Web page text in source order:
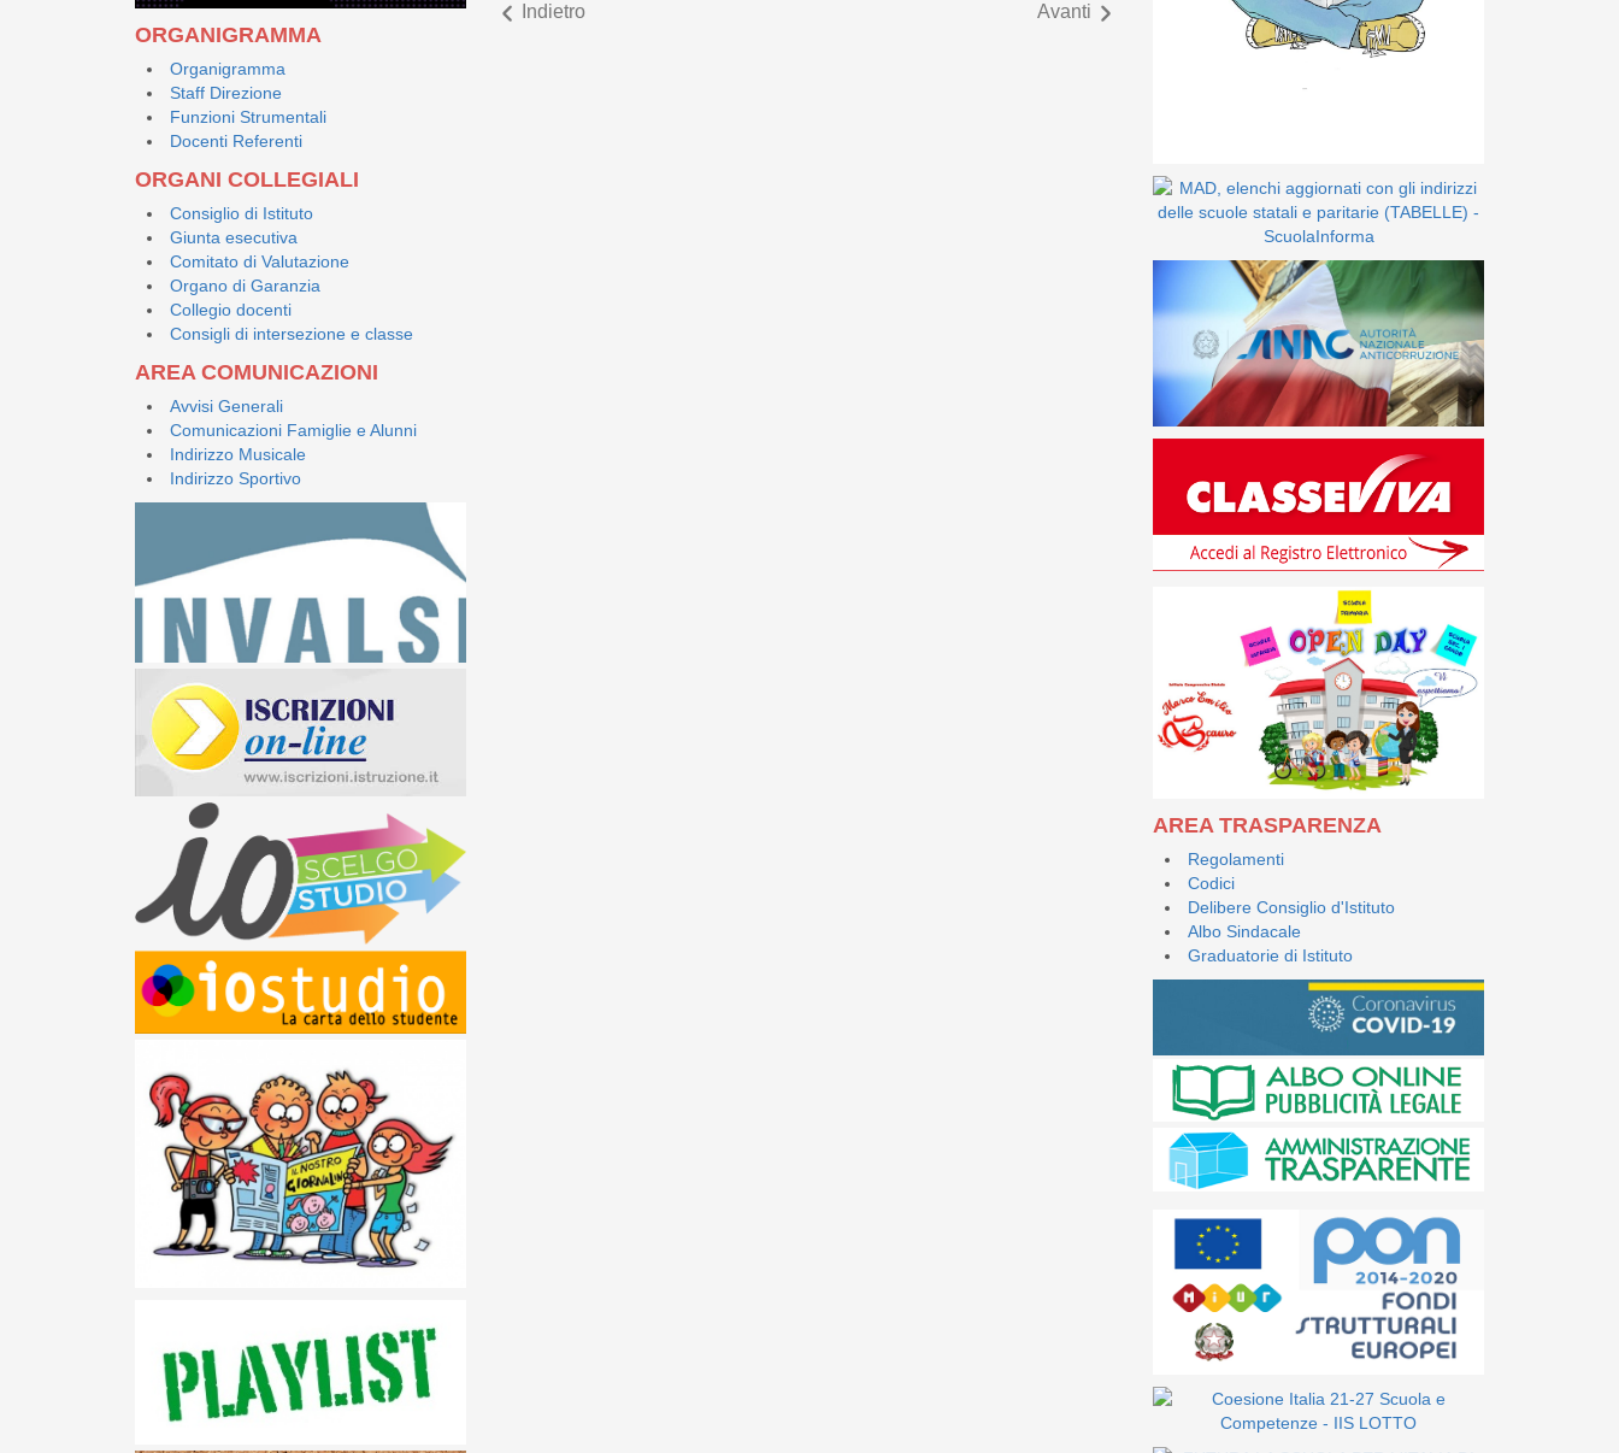
ORGANIGRAMMA
Organigramma
Staff Direzione
Funzioni Strumentali
Docenti Referenti
ORGANI COLLEGIALI
Consiglio di Istituto
Giunta esecutiva
Comitato di Valutazione
Organo di Garanzia
Collegio docenti
Consigli di intersezione e classe
AREA COMUNICAZIONI
Avvisi Generali
Comunicazioni Famiglie e Alunni
Indirizzo Musicale
Indirizzo Sportivo
Indietro Avanti
AREA TRASPARENZA
Regolamenti
Codici
Delibere Consiglio d'Istituto
Albo Sindacale
Graduatorie di Istituto